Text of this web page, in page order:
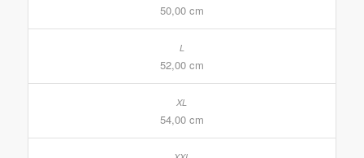
50,00 cm
52,00 cm
54,00 cm